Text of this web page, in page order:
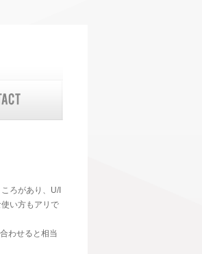
ろがあり、U/I
い方もアリで
わせると相当